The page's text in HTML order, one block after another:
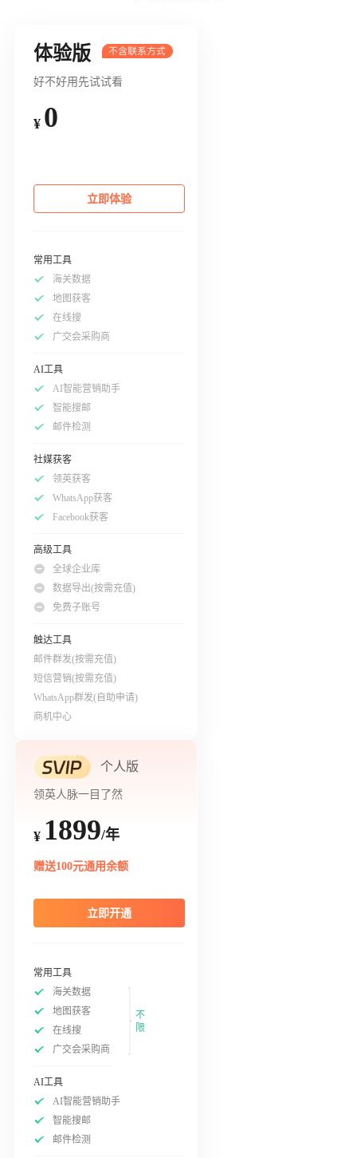
体验版
好不好用先试试看
¥ 0
立即体验
常用工具
海关数据
地图获客
在线搜
广交会采购商
AI工具
AI智能营销助手
智能搜邮
邮件检测
社媒获客
领英获客
WhatsApp获客
Facebook获客
高级工具
全球企业库
数据导出(按需充值)
免费子账号
触达工具
邮件群发(按需充值)
短信营销(按需充值)
WhatsApp群发(自助申请)
商机中心
个人版
领英人脉一目了然
¥ 1899/年
赠送100元通用余额
立即开通
常用工具
海关数据
地图获客
在线搜
广交会采购商
不
限
AI工具
AI智能营销助手
智能搜邮
邮件检测